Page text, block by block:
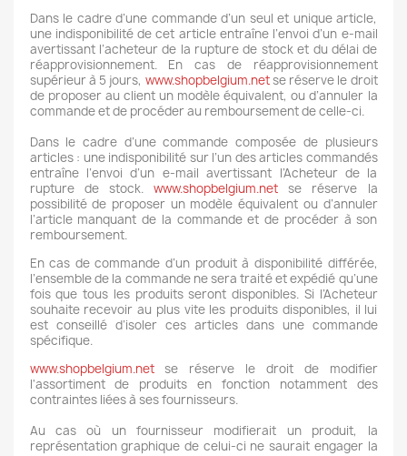
Dans le cadre d’une commande d’un seul et unique article,
une indisponibilité de cet article entraîne l’envoi d’un e-mail
avertissant l’acheteur de la rupture de stock et du délai de
réapprovisionnement. En cas de réapprovisionnement
supérieur à 5 jours, www.shopbelgium.netse réserve le droit
de proposer au client un modèle équivalent, ou d’annuler la
commande et de procéder au remboursement de celle-ci.
Dans le cadre d’une commande composée de plusieurs
articles : une indisponibilité sur l’un des articles commandés
entraîne l’envoi d’un e-mail avertissant l’Acheteur de la
rupture de stock. www.shopbelgium.net se réserve la
possibilité de proposer un modèle équivalent ou d’annuler
l’article manquant de la commande et de procéder à son
remboursement.
En cas de commande d’un produit à disponibilité différée,
l’ensemble de la commande ne sera traité et expédié qu’une
fois que tous les produits seront disponibles. Si l’Acheteur
souhaite recevoir au plus vite les produits disponibles, il lui
est conseillé d’isoler ces articles dans une commande
spécifique.
www.shopbelgium.netse réserve le droit de modifier
l'assortiment de produits en fonction notamment des
contraintes liées à ses fournisseurs.
Au cas où un fournisseur modifierait un produit, la
représentation graphique de celui-ci ne saurait engager la